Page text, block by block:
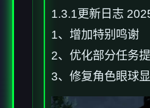
1.3.1更新日志
1、增加特别鸣谢
2、优化部分任务
3、修复角色眼球